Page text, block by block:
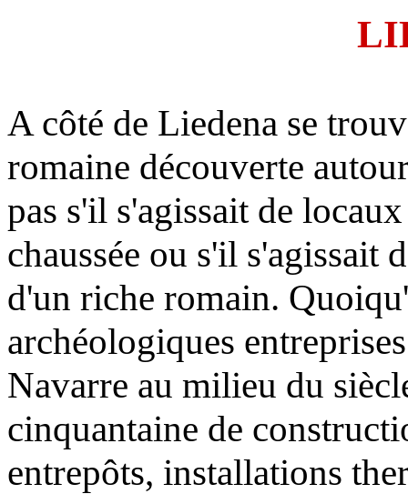
A côté de Liedena se
romaine découverte
pas s'il s'agissait de
chaussée ou s'il s'agissait
d'un riche romain.
archéologiques
Navarre au milieu du
cinquantaine de
entrepôts, installations